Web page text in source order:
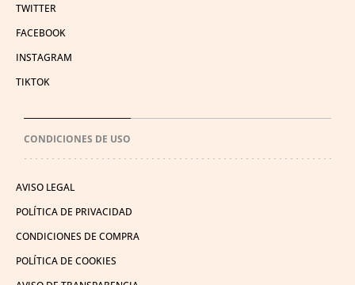
TWITTER
FACEBOOK
INSTAGRAM
TIKTOK
CONDICIONES DE USO
AVISO LEGAL
POLÍTICA DE PRIVACIDAD
CONDICIONES DE COMPRA
POLÍTICA DE COOKIES